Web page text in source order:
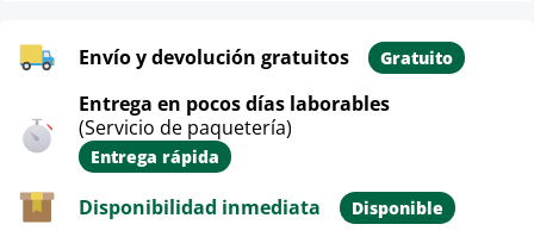
Envío y devolución gratuitos Gratuito
Entrega en pocos días laborables
(Servicio de paquetería)
Entrega rápida
Disponibilidad inmediata Disponible